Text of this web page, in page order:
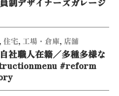
社職人在籍／多種多様な
#reform
, 住宅, 工場・倉庫, 店舗